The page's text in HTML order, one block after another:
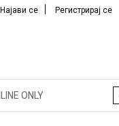
Најави се Регистрирај се
ONLY